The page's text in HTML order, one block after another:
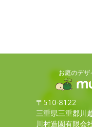
お庭のデザ
〒510-8122
三重県三重郡川
川村造園有限会